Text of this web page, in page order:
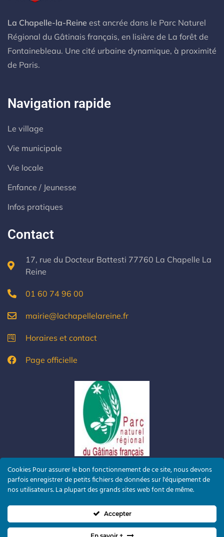
La Chapelle-la-Reine est ancrée dans le Parc Naturel
Régional du Gâtinais français, en lisière de La forêt de
Fontainebleau. Une cité urbaine dynamique, à proximité
de Paris.
Navigation rapide
Le village
Vie municipale
Vie locale
Enfance / Jeunesse
Infos pratiques
Contact
17, rue du Docteur Battesti 77760 La Chapelle La
Reine
01 60 74 96 00
mairie@lachapellelareine.fr
Horaires et contact
Page officielle
Cookies Pour assurer le bon fonctionnement de ce site, nous devons
parfois enregistrer de petits fichiers de données sur l'équipement de
nos utilisateurs. La plupart des grands sites web font de même.
Accepter